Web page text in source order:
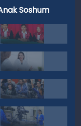
Soshum